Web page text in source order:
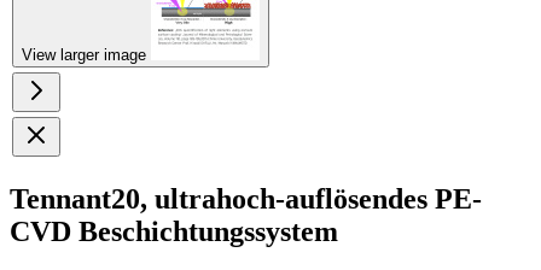
View larger image
Tennant20, ultrahoch-auflösendes PE-
CVD Beschichtungssystem